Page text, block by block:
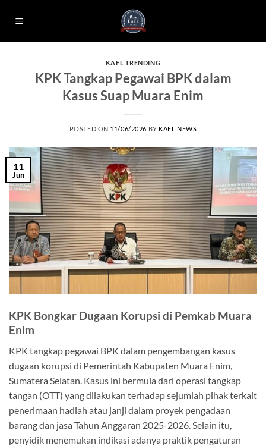
KAEL TRENDING
KPK Tangkap Pegawai BPK dalam
Kasus Suap Muara Enim
POSTED ON 11/06/2026 BY KAEL NEWS
11
Jun
KPK Bongkar Dugaan Korupsi di Pemkab Muara
Enim
KPK tangkap pegawai BPK dalam pengembangan kasus
dugaan korupsi di Pemerintah Kabupaten Muara Enim,
Sumatera Selatan. Kasus ini bermula dari operasi tangkap
tangan (OTT) yang dilakukan terhadap sejumlah pihak terkait
penerimaan hadiah atau janji dalam proyek pengadaan
barang dan jasa Tahun Anggaran 2025-2026. Selain itu,
penyidik menemukan indikasi adanya praktik pengaturan